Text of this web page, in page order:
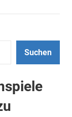
Suchen